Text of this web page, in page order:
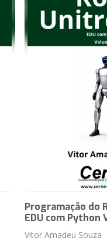
Programação do
EDU com Python
Vitor Amadeu Souza